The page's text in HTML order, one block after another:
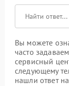
Вы можете
часто
сервисный
следующему
нашли ответ